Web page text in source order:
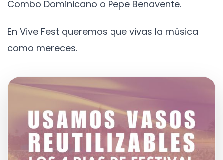
Combo Dominicano o Pepe Benavente.
En Vive Fest queremos que vivas la música
como mereces.